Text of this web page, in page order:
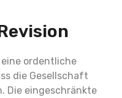
ordentliche
die Gesellschaft
Die eingeschränkte